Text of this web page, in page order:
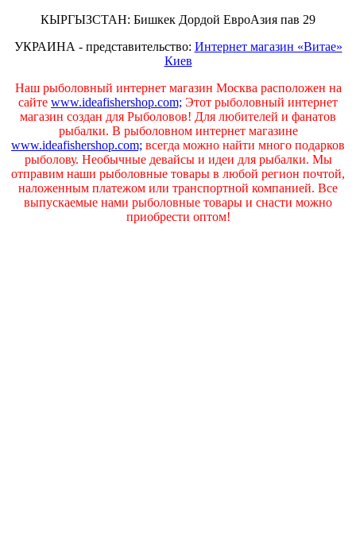
КЫРГЫЗСТАН: Бишкек Дордой ЕвроАзия пав 29
УКРАИНА - представительство: Интернет магазин «Витае»
Киев
Наш рыболовный интернет магазин Москва расположен на
сайте www.ideafishershop.com; Этот рыболовный интернет
магазин создан для Рыболовов! Для любителей и фанатов
рыбалки. В рыболовном интернет магазине
www.ideafishershop.com; всегда можно найти много подарков
рыболову. Необычные девайсы и идеи для рыбалки. Мы
отправим наши рыболовные товары в любой регион почтой,
наложенным платежом или транспортной компанией. Все
выпускаемые нами рыболовные товары и снасти можно
приобрести оптом!